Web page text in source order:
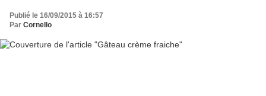
Publié le 16/09/2015 à 16:57
Par Cornello